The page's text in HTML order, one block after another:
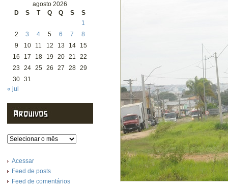
agosto 2026
D
S T Q Q S
S
1
2
3 4 5 6 7
8
9
10 11 12 13 14
15
16
17 18 19 20 21
22
23
24 25 26 27 28 29
30 31
« jul
Arquivos
Acessar
Feed de posts
Feed de comentários